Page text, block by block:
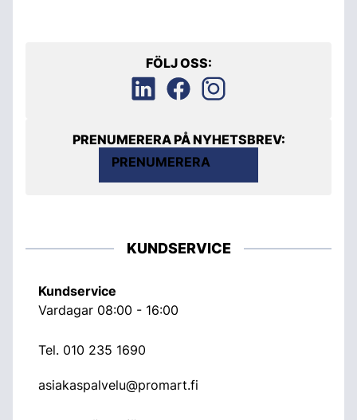
FÖLJ OSS:
PRENUMERERA PÅ NYHETSBREV:
PRENUMERERA
KUNDSERVICE
Kundservice
Vardagar 08:00 - 16:00
Tel. 010 235 1690
asiakaspalvelu@promart.fi